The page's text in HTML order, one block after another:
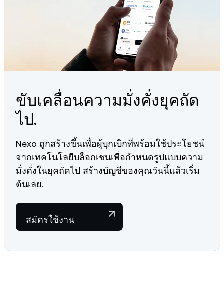
ขับเคลื่อนความมั่งคั่งยุคถัด
ไป.
Nexo ถูกสร้างขึ้นเพื่อผู้บุกเบิกที่พร้อมใช้ประโยชน์
จากเทคโนโลยีบล็อกเชนเพื่อกำหนดรูปแบบความ
มั่งคั่งในยุคถัดไป สร้างบัญชีของคุณวันนี้แล้วเริ่ม
ต้นเลย.
สมัครใช้งาน